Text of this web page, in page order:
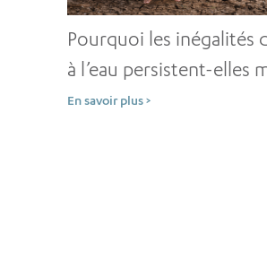
Pourquoi les inégalités
à l’eau persistent-elles
des décennies
En savoir plus >